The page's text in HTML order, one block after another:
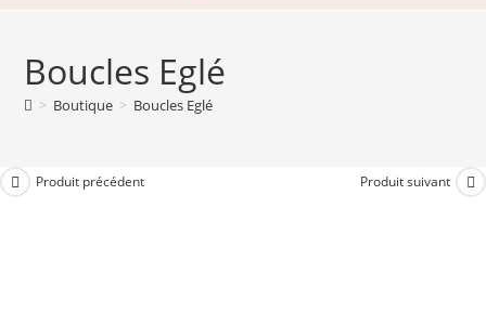
Boucles Eglé
> Boutique > Boucles Eglé
Produit précédent Produit suivant